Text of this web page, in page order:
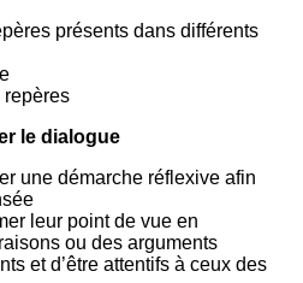
présents dans différents
repères
le dialogue
une démarche réflexive afin
leur point de vue en
ou des arguments
et d’être attentifs à ceux des